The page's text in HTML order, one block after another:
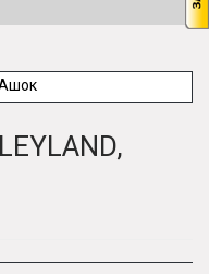
Ашок